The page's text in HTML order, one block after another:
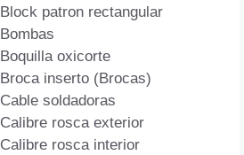
Block patron rectangular
Bombas
Boquilla oxicorte
Broca inserto (Brocas)
Cable soldadoras
Calibre rosca exterior
Calibre rosca interior